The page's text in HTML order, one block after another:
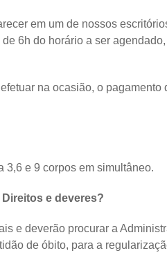
em um de nossos
6h do horário a ser
na ocasião, o
3,6 e 9 corpos em simultâneo.
e deveres?
e deverão procurar a
de óbito, para a